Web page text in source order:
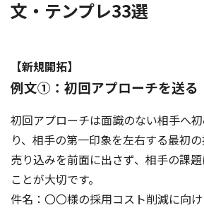
文・テンプレ33選
【新規開拓】
例文①：初回アプローチを送る
初回アプローチは面識のない相手へ
り、相手の第一印象を左右する最初の
売り込みを前面に出さず、相手の課
ことが大切です。
件名：〇〇様の採用コスト削減に向